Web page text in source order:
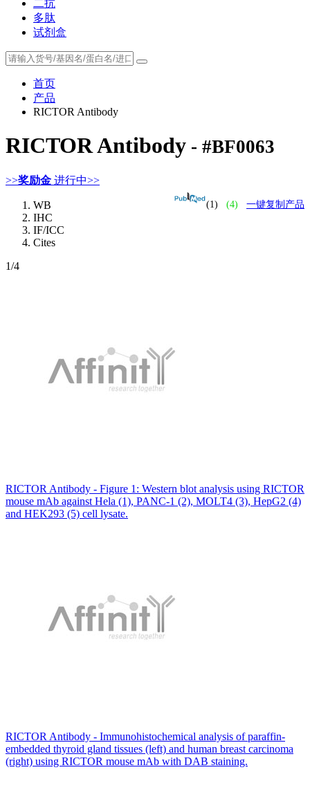
二抗
多肽
试剂盒
首页
产品
RICTOR Antibody
RICTOR Antibody - #BF0063
>>奖励金 进行中>>
(1) (4) 一键复制产品
WB
IHC
IF/ICC
Cites
1/4
RICTOR Antibody - Figure 1: Western blot analysis using RICTOR
mouse mAb against Hela (1), PANC-1 (2), MOLT4 (3), HepG2 (4)
and HEK293 (5) cell lysate.
RICTOR Antibody - Immunohistochemical analysis of paraffin-
embedded thyroid gland tissues (left) and human breast carcinoma
(right) using RICTOR mouse mAb with DAB staining.